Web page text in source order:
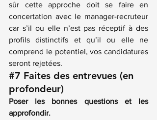
sûr cette approche doit se faire en
concertation avec le manager-recruteur
car s’il ou elle n’est pas réceptif à des
profils distinctifs et qu’il ou elle ne
comprend le potentiel, vos candidatures
seront rejetées.
#7 Faites des entrevues (en
profondeur)
Poser les bonnes questions et les
approfondir.